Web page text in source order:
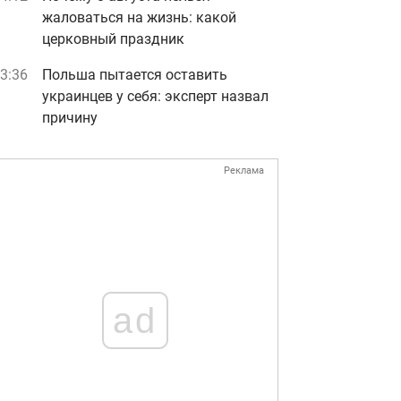
жаловаться на жизнь: какой
церковный праздник
Польша пытается оставить
украинцев у себя: эксперт назвал
причину
Реклама
ad